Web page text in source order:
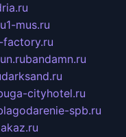
1-mus.ru
factory.ru
bandamn.ru
darksand.ru
cityhotel.ru
spb.ru